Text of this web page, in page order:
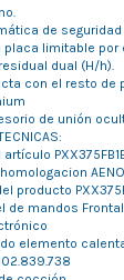
de
placa limitable por
dual (H/h).
con el resto
de unión
producto
de mandos
elemento